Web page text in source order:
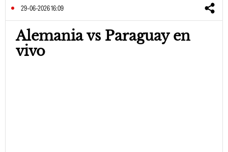
29-06-2026 16:09
Alemania vs Paraguay en
vivo